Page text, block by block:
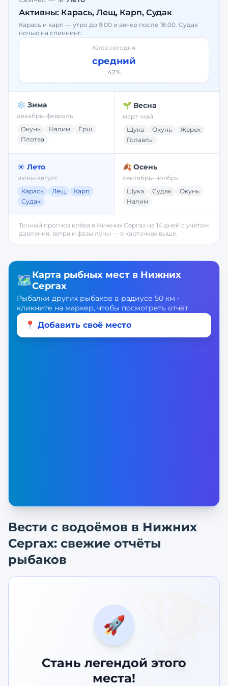
Активны: Карась, Лещ, Карп, Судак
Карась и карп — утро до 9:00 и вечер после 18:00. Судак
ночью на спиннинг.
Клёв сегодня
средний
42%
❄️ Зима
декабрь–февраль
Окунь
Налим
Ёрш
Плотва
🌱 Весна
март–май
Щука
Окунь
Жерех
Голавль
☀️ Лето
июнь–август
Карась
Лещ
Карп
Судак
🍂 Осень
сентябрь–ноябрь
Щука
Судак
Окунь
Налим
Точный прогноз клёва в Нижних Сергах на 14 дней с учётом
давления, ветра и фазы луны — в карточках выше.
🗺️Карта рыбных мест в Нижних
Сергах
Рыбалки других рыбаков в радиусе 50 км •
кликните на маркер, чтобы посмотреть отчёт
📍 Добавить своё место
Вести с водоёмов в Нижних
Сергах: свежие отчёты
рыбаков
🏆
🚀
Стань легендой этого
места!